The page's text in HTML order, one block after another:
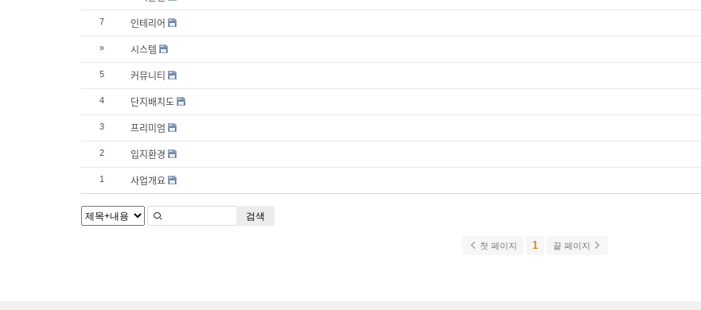
7 인테리어
» 시스템
5 커뮤니티
4 단지배치도
3 프리미엄
2 입지환경
1 사업개요
검색
첫 페이지 1 끝 페이지